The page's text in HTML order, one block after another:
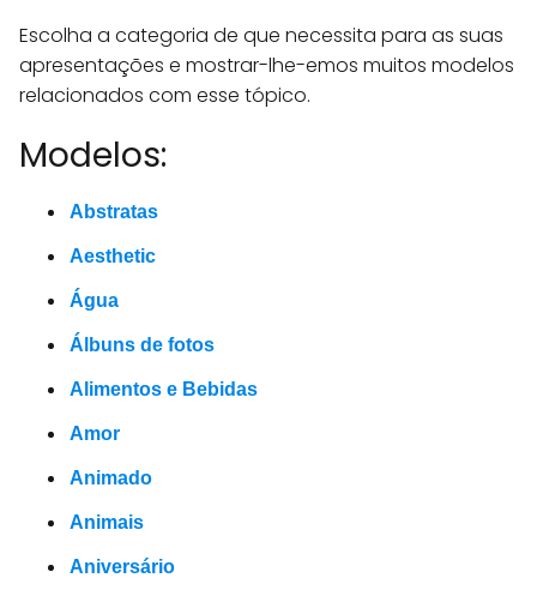
Escolha a categoria de que necessita para as suas
apresentações e mostrar-lhe-emos muitos modelos
relacionados com esse tópico.
Modelos:
Abstratas
Aesthetic
Água
Álbuns de fotos
Alimentos e Bebidas
Amor
Animado
Animais
Aniversário